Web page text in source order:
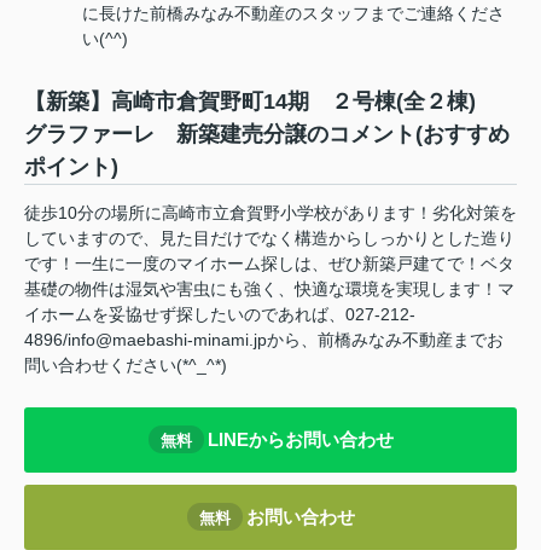
に長けた前橋みなみ不動産のスタッフまでご連絡くださ
い(^^)
【新築】高崎市倉賀野町14期 ２号棟(全２棟)
グラファーレ 新築建売分譲のコメント(おすすめ
ポイント)
徒歩10分の場所に高崎市立倉賀野小学校があります！劣化対策を
していますので、見た目だけでなく構造からしっかりとした造り
です！一生に一度のマイホーム探しは、ぜひ新築戸建てで！ベタ
基礎の物件は湿気や害虫にも強く、快適な環境を実現します！マ
イホームを妥協せず探したいのであれば、027-212-
4896/info@maebashi-minami.jpから、前橋みなみ不動産までお
問い合わせください(*^_^*)
無料 LINEからお問い合わせ
無料 お問い合わせ